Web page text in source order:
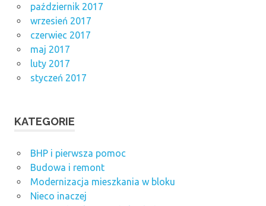
październik 2017
wrzesień 2017
czerwiec 2017
maj 2017
luty 2017
styczeń 2017
KATEGORIE
BHP i pierwsza pomoc
Budowa i remont
Modernizacja mieszkania w bloku
Nieco inaczej